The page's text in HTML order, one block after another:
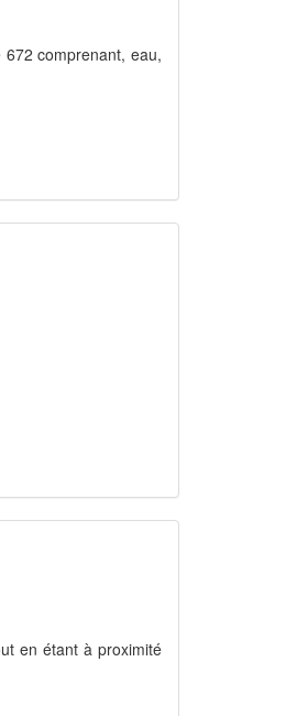
comprenant, eau,
en étant à proximité